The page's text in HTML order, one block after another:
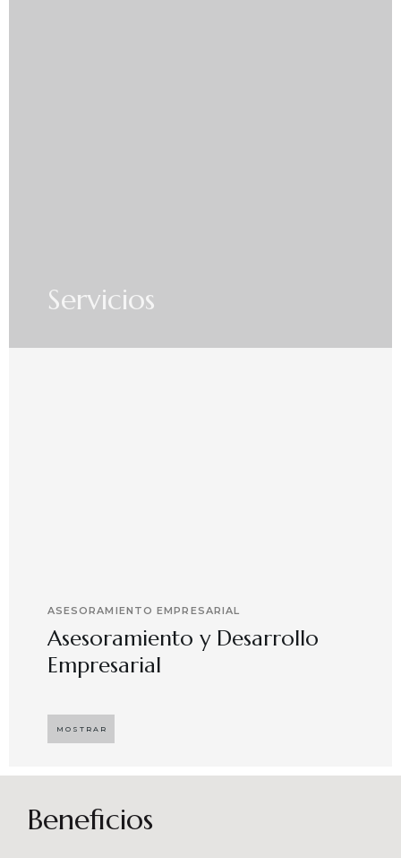
Servicios
ASESORAMIENTO EMPRESARIAL
Asesoramiento y Desarrollo
Empresarial
desarrollar el compromiso y motivación en el
capital humano en ambientes de trabajo más
sostenibles en el tiempo. Brindando soporte
especializado en proyectos integrales que
MOSTRAR
Beneficios